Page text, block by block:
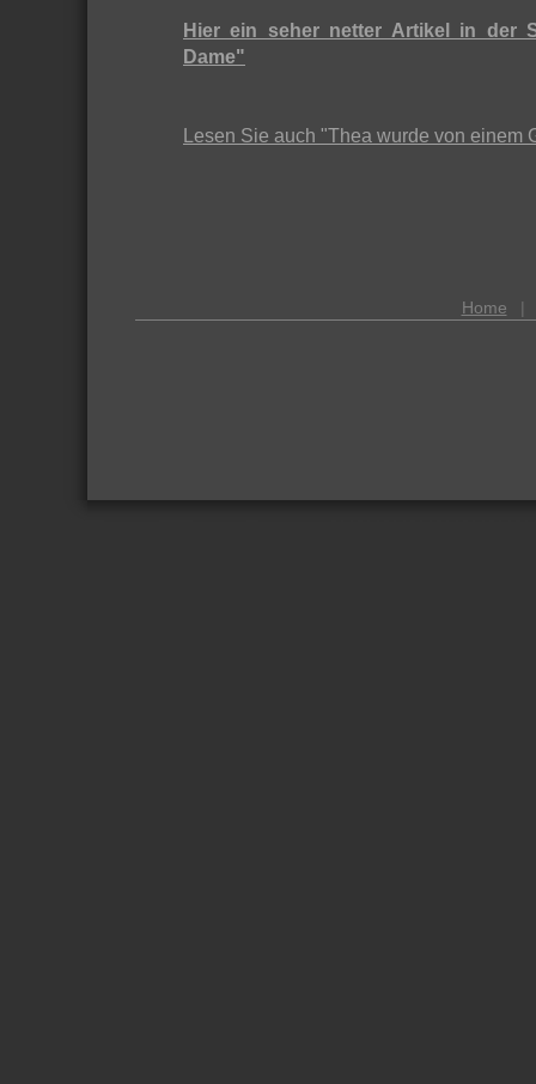
Hier ein seher netter Artikel in der
Dame"
Lesen Sie auch "Thea wurde von einem
Home |